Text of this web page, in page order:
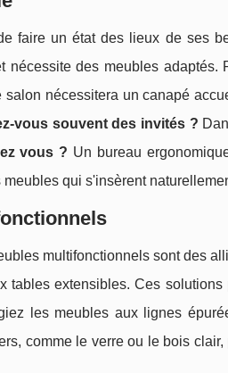
faire un état des lieux de ses
nécessite des meubles adaptés.
nécessitera un canapé
vous souvent des invités ?
vous ? Un bureau
qui s'insèrent
multifonctionnels sont des
extensibles. Ces solutions
les meubles aux lignes
comme le verre ou le bois